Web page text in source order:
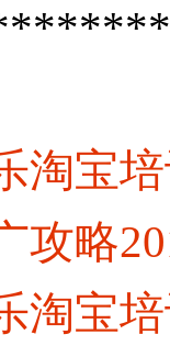
淘宝
攻略
淘宝